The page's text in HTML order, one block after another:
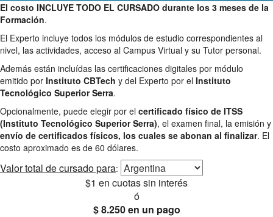
El costo INCLUYE TODO EL CURSADO durante los 3 meses de la
Formación.
El Experto incluye todos los módulos de estudio correspondientes al
nivel, las actividades, acceso al Campus Virtual y su Tutor personal.
Además están incluídas las certificaciones digitales por módulo
emitido por Instituto CBTech y del Experto por el Instituto
Tecnológico Superior Serra.
Opcionalmente, puede elegir por el certificado físico de ITSS
(Instituto Tecnológico Superior Serra), el examen final, la emisión y
envío de certificados físicos, los cuales se abonan al finalizar. El
costo aproximado es de 60 dólares.
Valor total de cursado para:
$1 en cuotas sin interés
ó
$ 8.250en un pago